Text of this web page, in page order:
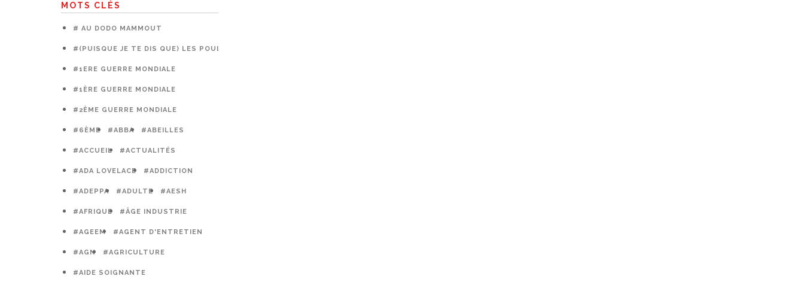
MOTS CLÉS
# AU DODO MAMMOUT
#(PUISQUE JE TE DIS QUE) LES POULES PRÉFÈRENT LES CAGES
#1ERE GUERRE MONDIALE
#1ÈRE GUERRE MONDIALE
#2ÈME GUERRE MONDIALE
#6ÈME #ABBA #ABEILLES
#ACCUEIL #ACTUALITÉS
#ADA LOVELACE #ADDICTION
#ADEPPA #ADULTE #AESH
#AFRIQUE #ÂGE INDUSTRIE
#AGEEM #AGENT D'ENTRETIEN
#AGN #AGRICULTURE
#AIDE SOIGNANTE